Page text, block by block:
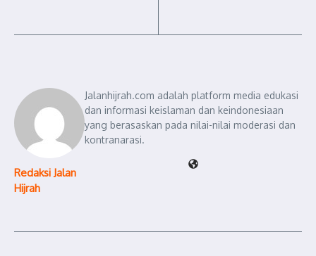
Redaksi Jalan
Hijrah
Jalanhijrah.com adalah platform media edukasi
dan informasi keislaman dan keindonesiaan
yang berasaskan pada nilai-nilai moderasi dan
kontranarasi.